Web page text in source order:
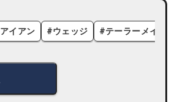
アイアン #ウェッジ #テーラーメイド